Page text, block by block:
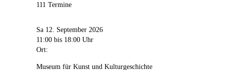
111 Termine
Sa 12. September 2026
11:00 bis 18:00 Uhr
Ort:
Museum für Kunst und Kulturgeschichte